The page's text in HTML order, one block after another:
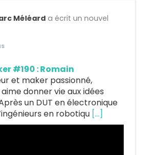
Méléard a écrit un nouvel
#190 : Romain
et maker passionné,
donner vie aux idées
un DUT en électronique
en robotiqu […]